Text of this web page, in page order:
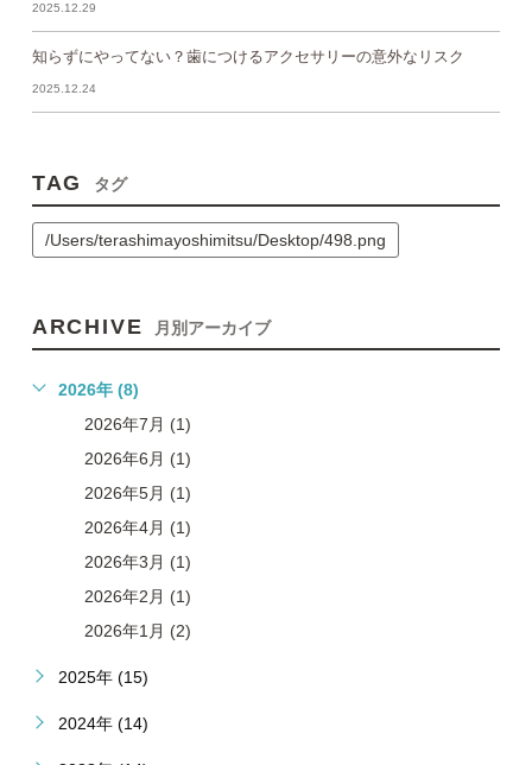
2025.12.29
知らずにやってない？歯につけるアクセサリーの意外なリスク
2025.12.24
TAG タグ
/Users/terashimayoshimitsu/Desktop/498.png
ARCHIVE 月別アーカイブ
2026年 (8)
2026年7月 (1)
2026年6月 (1)
2026年5月 (1)
2026年4月 (1)
2026年3月 (1)
2026年2月 (1)
2026年1月 (2)
2025年 (15)
2024年 (14)